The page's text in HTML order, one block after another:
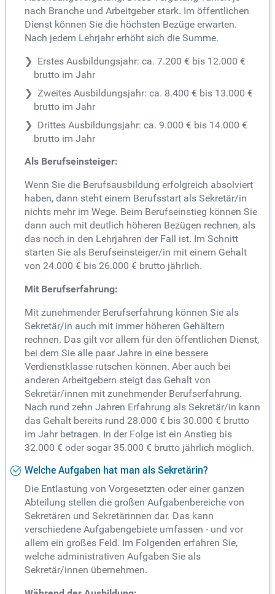
nach Branche und Arbeitgeber stark. Im öffentlichen
Dienst können Sie die höchsten Bezüge erwarten.
Nach jedem Lehrjahr erhöht sich die Summe.
Erstes Ausbildungsjahr: ca. 7.200 € bis 12.000 €
brutto im Jahr
Zweites Ausbildungsjahr: ca. 8.400 € bis 13.000 €
brutto im Jahr
Drittes Ausbildungsjahr: ca. 9.000 € bis 14.000 €
brutto im Jahr
Als Berufseinsteiger:
Wenn Sie die Berufsausbildung erfolgreich absolviert
haben, dann steht einem Berufsstart als Sekretär/in
nichts mehr im Wege. Beim Berufseinstieg können Sie
dann auch mit deutlich höheren Bezügen rechnen, als
das noch in den Lehrjahren der Fall ist. Im Schnitt
starten Sie als Berufseinsteiger/in mit einem Gehalt
von 24.000 € bis 26.000 € brutto jährlich.
Mit Berufserfahrung:
Mit zunehmender Berufserfahrung können Sie als
Sekretär/in auch mit immer höheren Gehältern
rechnen. Das gilt vor allem für den öffentlichen Dienst,
bei dem Sie alle paar Jahre in eine bessere
Verdienstklasse rutschen können. Aber auch bei
anderen Arbeitgebern steigt das Gehalt von
Sekretär/innen mit zunehmender Berufserfahrung.
Nach rund zehn Jahren Erfahrung als Sekretär/in kann
das Gehalt bereits rund 28.000 € bis 30.000 € brutto
im Jahr betragen. In der Folge ist ein Anstieg bis
32.000 € oder sogar 35.000 € brutto jährlich möglich.
Welche Aufgaben hat man als Sekretärin?
Die Entlastung von Vorgesetzten oder einer ganzen
Abteilung stellen die großen Aufgabenbereiche von
Sekretären und Sekretärinnen dar. Das kann
verschiedene Aufgabengebiete umfassen - und vor
allem ein großes Feld. Im Folgenden erfahren Sie,
welche administrativen Aufgaben Sie als
Sekretär/innen übernehmen.